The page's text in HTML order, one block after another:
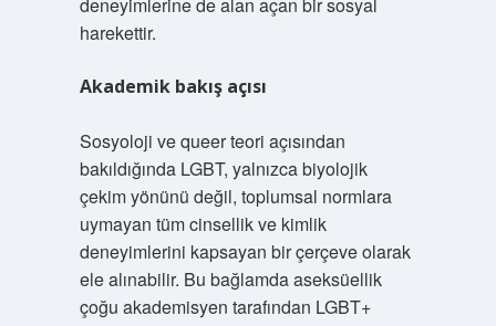
harekettir.
Akademik bakış açısı
Sosyoloji ve queer teori açısından
bakıldığında LGBT, yalnızca biyolojik
çekim yönünü değil, toplumsal normlara
uymayan tüm cinsellik ve kimlik
deneyimlerini kapsayan bir çerçeve olarak
ele alınabilir. Bu bağlamda aseksüellik
çoğu akademisyen tarafından LGBT+